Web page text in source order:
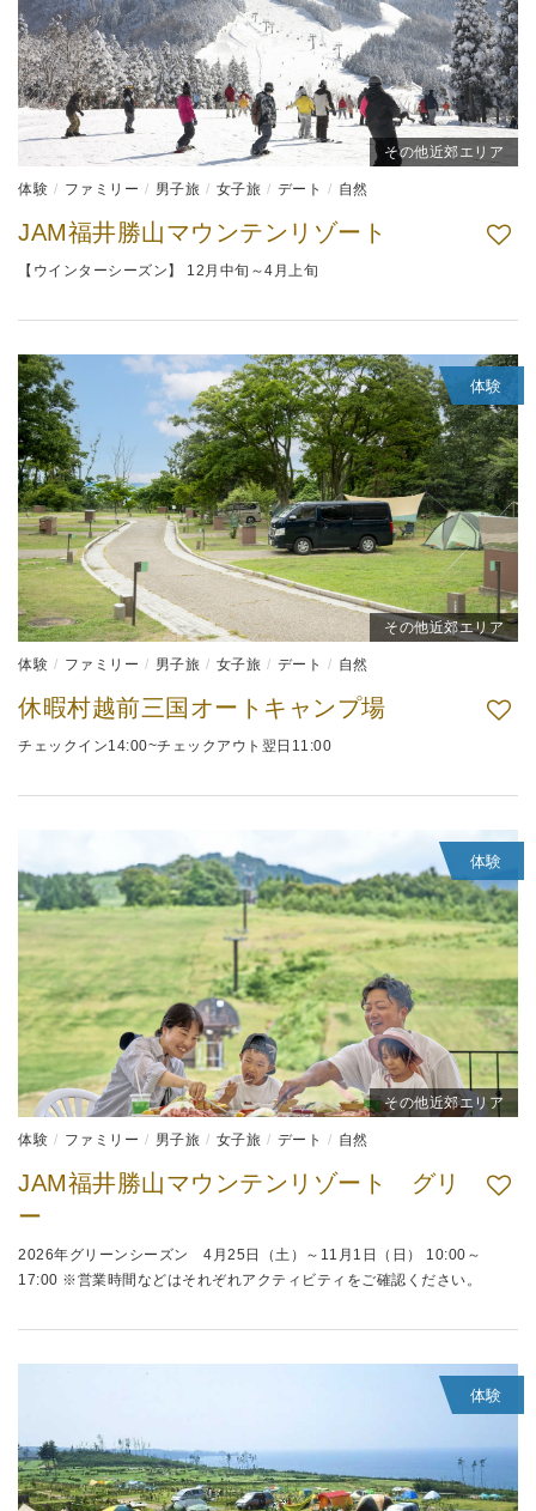
その他近郊エリア
体験 ファミリー 男子旅 女子旅 デート 自然
JAM福井勝山マウンテンリゾート
【ウインターシーズン】 12月中旬～4月上旬
体験
その他近郊エリア
体験 ファミリー 男子旅 女子旅 デート 自然
休暇村越前三国オートキャンプ場
チェックイン14:00~チェックアウト翌日11:00
体験
その他近郊エリア
体験 ファミリー 男子旅 女子旅 デート 自然
JAM福井勝山マウンテンリゾート グリ
ー
2026年グリーンシーズン 4月25日（土）～11月1日（日） 10:00～
17:00 ※営業時間などはそれぞれアクティビティをご確認ください。
体験